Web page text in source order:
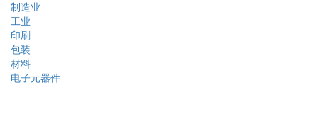
制造业
工业
印刷
包装
材料
电子元器件